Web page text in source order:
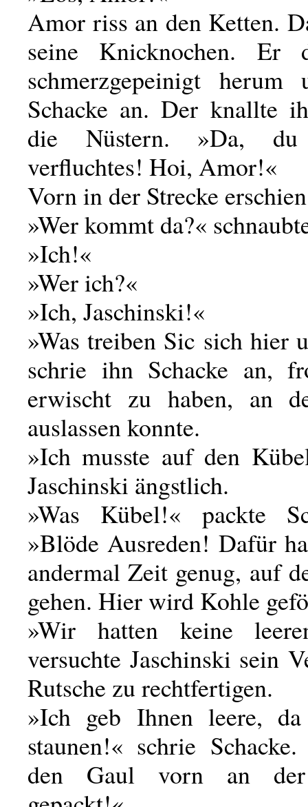
Amor riss an den Ketten.
seine Knicknochen. Er
schmerzgepeinigt herum
Schacke an. Der knallte
die Nüstern. »Da,
verfluchtes! Hoi, Amor!«
Vorn in der Strecke
»Wer kommt da?«
»Ich!«
»Wer ich?«
»Ich, Jaschinski!«
»Was treiben Sic sich hier
schrie ihn Schacke an,
erwischt zu haben, an
auslassen konnte.
»Ich musste auf den
Jaschinski ängstlich.
»Was Kübel!« packte
»Blöde Ausreden! Dafür
andermal Zeit genug, auf
gehen. Hier wird Kohle
»Wir hatten keine
versuchte Jaschinski sein
Rutsche zu rechtfertigen.
»Ich geb Ihnen leere,
staunen!« schrie
den Gaul vorn an der